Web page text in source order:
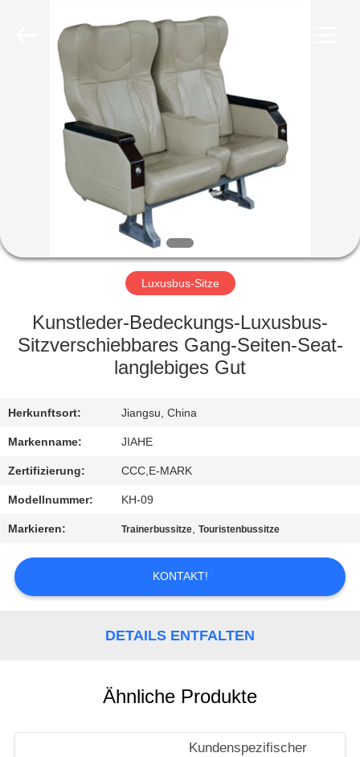
HAUS
PRODUKTE
FABRIK-
QUALITÄTSKONTROLLE
SIE
MIT
UNS
IN
VERBINDUNG
NACHRICHTEN
PRIVACY
Luxusbus-Sitze
Kunstleder-Bedeckungs-Luxusbus-
Sitzverschiebbares Gang-Seiten-Seat-
langlebiges Gut
Herkunftsort: Jiangsu, China
Markenname: JIAHE
Zertifizierung: CCC,E-MARK
Modellnummer: KH-09
Markieren: Trainerbussitze,Touristenbussitze
KONTAKT!
DETAILS ENTFALTEN
Ähnliche Produkte
Kundenspezifischer